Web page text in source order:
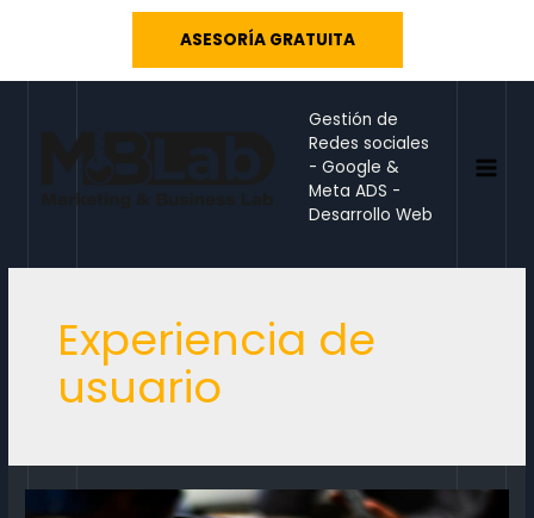
ASESORÍA GRATUITA
Gestión de
Redes sociales
- Google &
Meta ADS -
Desarrollo Web
Experiencia de
usuario